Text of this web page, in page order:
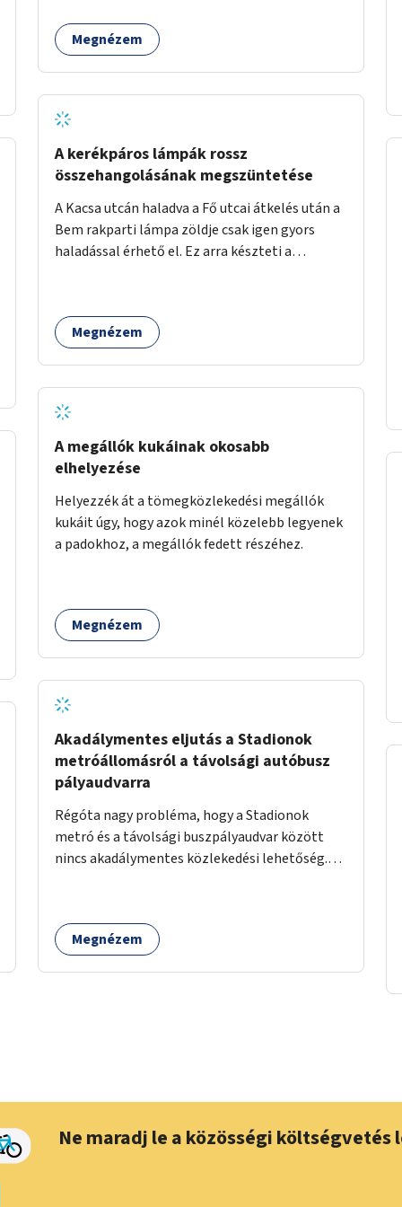
esztétikusabb) elválasztó köveket. Illetve
padokat és növényeket lehetne telepíteni a
Megnézem
A kerékpáros lámpák rossz
összehangolásának megszüntetése
A Kacsa utcán haladva a Fő utcai átkelés után a
Bem rakparti lámpa zöldje csak igen gyors
haladással érhető el. Ez arra készteti a
ez a szakasz a járdán vezet, a gyalogosokkal
meg van osztva, így különösen nagy a
Megnézem
A megállók kukáinak okosabb
elhelyezése
Helyezzék át a tömegközlekedési megállók
kukáit úgy, hogy azok minél közelebb legyenek
a padokhoz, a megállók fedett részéhez.
Megnézem
Akadálymentes eljutás a Stadionok
metróállomásról a távolsági autóbusz
pályaudvarra
Régóta nagy probléma, hogy a Stadionok
metró és a távolsági buszpályaudvar között
nincs akadálymentes közlekedési lehetőség.
eleve 2 lépcsősort kell megtenni felfelé/lefelé
az utcaszintre, hogy aztán több lépcsősort
Megnézem
Ne maradj le a közösségi